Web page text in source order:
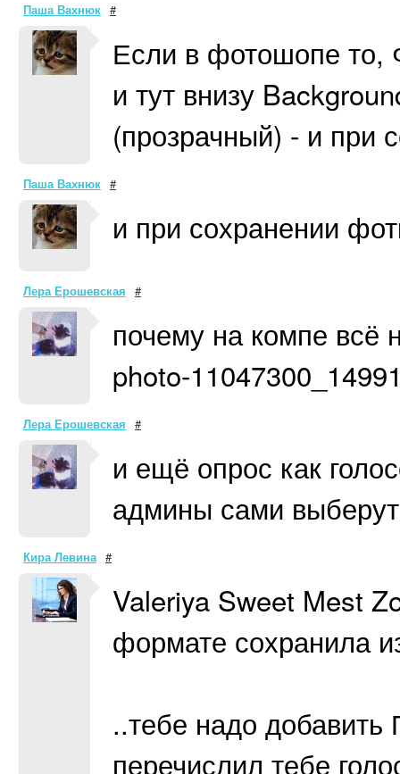
Паша Вахнюк #
Если в фотошопе то,
и тут внизу
(прозрачный) - и при
Паша Вахнюк #
и при сохранении
Лера Ерошевская #
почему на компе всё
photo-
Лера Ерошевская #
и ещё опрос как
админы сами
Кира Левина #
Valeriya Sweet Mest
формате сохранила
..тебе надо
перечислил тебе